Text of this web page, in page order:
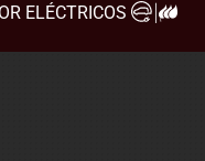
ELÉCTRICOS